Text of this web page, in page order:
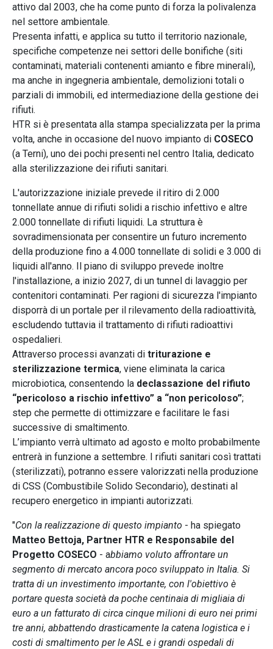
attivo dal 2003, che ha come punto di forza la polivalenza
nel settore ambientale.
Presenta infatti, e applica su tutto il territorio nazionale,
specifiche competenze nei settori delle bonifiche (siti
contaminati, materiali contenenti amianto e fibre minerali),
ma anche in ingegneria ambientale, demolizioni totali o
parziali di immobili, ed intermediazione della gestione dei
rifiuti.
HTR si è presentata alla stampa specializzata per la prima
volta, anche in occasione del nuovo impianto di COSECO
(a Terni), uno dei pochi presenti nel centro Italia, dedicato
alla sterilizzazione dei rifiuti sanitari.
L'autorizzazione iniziale prevede il ritiro di 2.000
tonnellate annue di rifiuti solidi a rischio infettivo e altre
2.000 tonnellate di rifiuti liquidi. La struttura è
sovradimensionata per consentire un futuro incremento
della produzione fino a 4.000 tonnellate di solidi e 3.000 di
liquidi all'anno. Il piano di sviluppo prevede inoltre
l'installazione, a inizio 2027, di un tunnel di lavaggio per
contenitori contaminati. Per ragioni di sicurezza l'impianto
disporrà di un portale per il rilevamento della radioattività,
escludendo tuttavia il trattamento di rifiuti radioattivi
ospedalieri.
Attraverso processi avanzati di triturazione e
sterilizzazione termica, viene eliminata la carica
microbiotica, consentendo la declassazione del rifiuto
“pericoloso a rischio infettivo” a “non pericoloso”;
step che permette di ottimizzare e facilitare le fasi
successive di smaltimento.
L’impianto verrà ultimato ad agosto e molto probabilmente
entrerà in funzione a settembre. I rifiuti sanitari così trattati
(sterilizzati), potranno essere valorizzati nella produzione
di CSS (Combustibile Solido Secondario), destinati al
recupero energetico in impianti autorizzati.
"Con la realizzazione di questo impianto - ha spiegato
Matteo Bettoja, Partner HTR e Responsabile del
Progetto COSECO - abbiamo voluto affrontare un
segmento di mercato ancora poco sviluppato in Italia. Si
tratta di un investimento importante, con l'obiettivo è
portare questa società da poche centinaia di migliaia di
euro a un fatturato di circa cinque milioni di euro nei primi
tre anni, abbattendo drasticamente la catena logistica e i
costi di smaltimento per le ASL e i grandi ospedali di